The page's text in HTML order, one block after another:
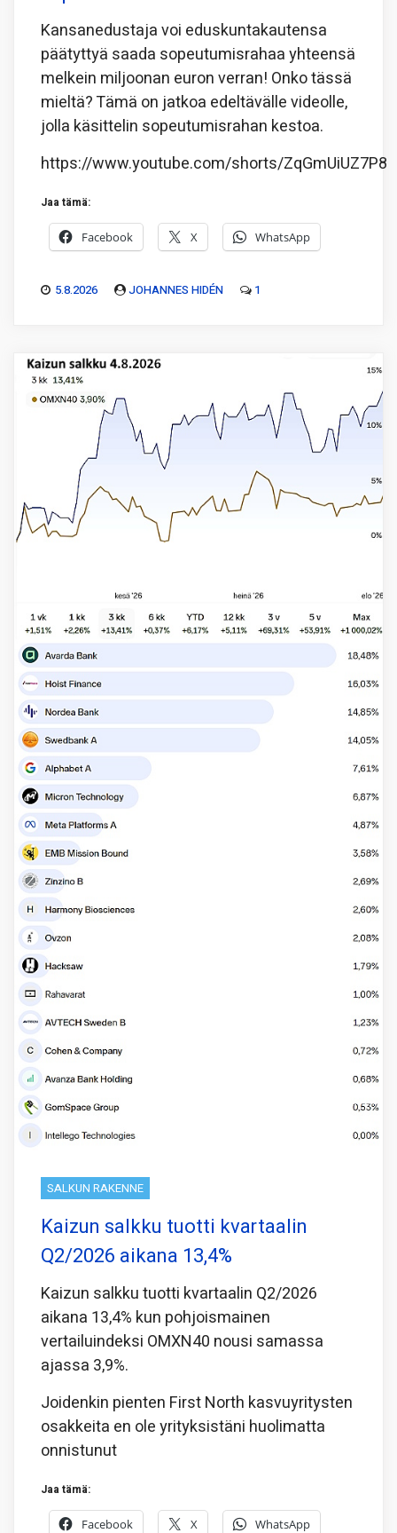
Kansanedustaja voi eduskuntakautensa
päätyttyä saada sopeutumisrahaa yhteensä
melkein miljoonan euron verran! Onko tässä
mieltä? Tämä on jatkoa edeltävälle videolle,
jolla käsittelin sopeutumisrahan kestoa.
https://www.youtube.com/shorts/ZqGmUiUZ7P8
Jaa tämä:
Facebook X WhatsApp
5.8.2026 JOHANNES HIDÉN 1
SALKUN RAKENNE
Kaizun salkku tuotti kvartaalin
Q2/2026 aikana 13,4%
Kaizun salkku tuotti kvartaalin Q2/2026
aikana 13,4% kun pohjoismainen
vertailuindeksi OMXN40 nousi samassa
ajassa 3,9%.
Joidenkin pienten First North kasvuyritysten
osakkeita en ole yrityksistäni huolimatta
onnistunut
Jaa tämä:
Facebook X WhatsApp